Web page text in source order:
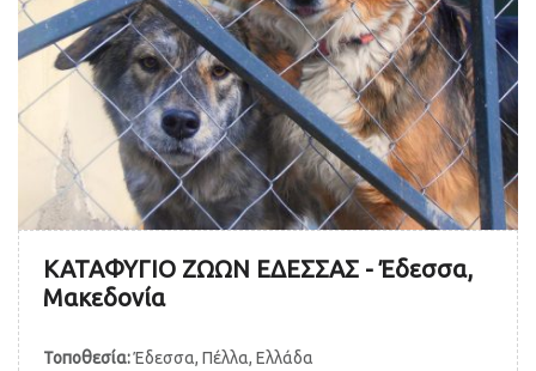
ΚΑΤΑΦΥΓΙΟ ΖΩΩΝ ΕΔΕΣΣΑΣ - Έδεσσα,
Μακεδονία
Τοποθεσία:Έδεσσα, Πέλλα, Ελλάδα